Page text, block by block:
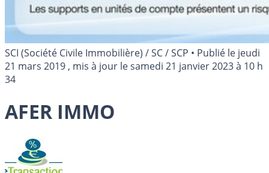
SCI (Société Civile Immobilière) / SC / SCP • Publié le jeudi
21 mars 2019 , mis à jour lesamedi 21 janvier 2023 à 10 h
34
AFER IMMO